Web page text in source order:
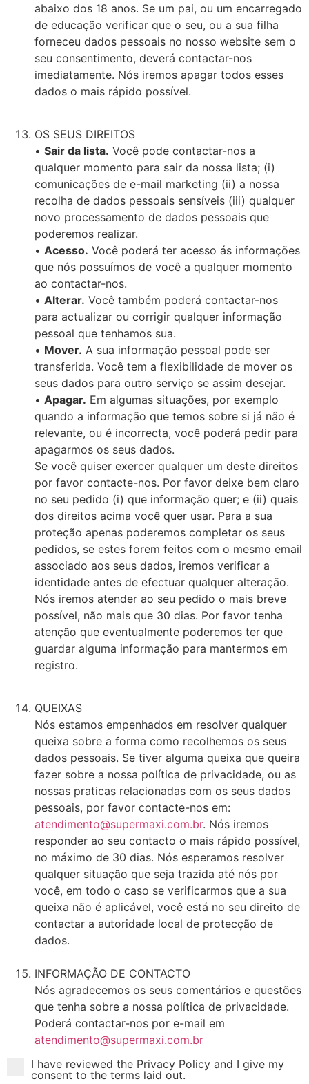
abaixo dos 18 anos. Se um pai, ou um encarregado
de educação verificar que o seu, ou a sua filha
forneceu dados pessoais no nosso website sem o
seu consentimento, deverá contactar-nos
imediatamente. Nós iremos apagar todos esses
dados o mais rápido possível.
OS SEUS DIREITOS
• Sair da lista. Você pode contactar-nos a
qualquer momento para sair da nossa lista; (i)
comunicações de e-mail marketing (ii) a nossa
recolha de dados pessoais sensíveis (iii) qualquer
novo processamento de dados pessoais que
poderemos realizar.
• Acesso. Você poderá ter acesso ás informações
que nós possuímos de você a qualquer momento
ao contactar-nos.
• Alterar. Você também poderá contactar-nos
para actualizar ou corrigir qualquer informação
pessoal que tenhamos sua.
• Mover. A sua informação pessoal pode ser
transferida. Você tem a flexibilidade de mover os
seus dados para outro serviço se assim desejar.
• Apagar. Em algumas situações, por exemplo
quando a informação que temos sobre si já não é
relevante, ou é incorrecta, você poderá pedir para
apagarmos os seus dados.
Se você quiser exercer qualquer um deste direitos
por favor contacte-nos. Por favor deixe bem claro
no seu pedido (i) que informação quer; e (ii) quais
dos direitos acima você quer usar. Para a sua
proteção apenas poderemos completar os seus
pedidos, se estes forem feitos com o mesmo email
associado aos seus dados, iremos verificar a
identidade antes de efectuar qualquer alteração.
Nós iremos atender ao seu pedido o mais breve
possível, não mais que 30 dias. Por favor tenha
atenção que eventualmente poderemos ter que
guardar alguma informação para mantermos em
registro.
QUEIXAS
Nós estamos empenhados em resolver qualquer
queixa sobre a forma como recolhemos os seus
dados pessoais. Se tiver alguma queixa que queira
fazer sobre a nossa política de privacidade, ou as
nossas praticas relacionadas com os seus dados
pessoais, por favor contacte-nos em:
atendimento@supermaxi.com.br. Nós iremos
responder ao seu contacto o mais rápido possível,
no máximo de 30 dias. Nós esperamos resolver
qualquer situação que seja trazida até nós por
você, em todo o caso se verificarmos que a sua
queixa não é aplicável, você está no seu direito de
contactar a autoridade local de protecção de
dados.
INFORMAÇÃO DE CONTACTO
Nós agradecemos os seus comentários e questões
que tenha sobre a nossa política de privacidade.
Poderá contactar-nos por e-mail em
atendimento@supermaxi.com.br
I have reviewed the Privacy Policy and I give my
consent to the terms laid out.